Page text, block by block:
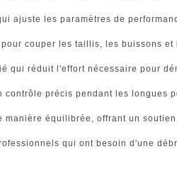
ajuste les paramètres de
couper les taillis, les buissons
qui réduit l'effort nécessaire pour
précis pendant les longues
équilibrée, offrant un
qui ont besoin d'une